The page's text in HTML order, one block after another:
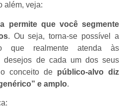
além, veja:
permite que você segmente
. Ou seja, torna-se possível a
que realmente atenda às
desejos de cada um dos seus
conceito de público-alvo diz
e amplo.